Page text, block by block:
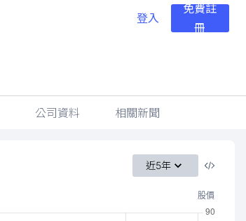
登入
免費註
冊
公司資料 相關新聞
近5年